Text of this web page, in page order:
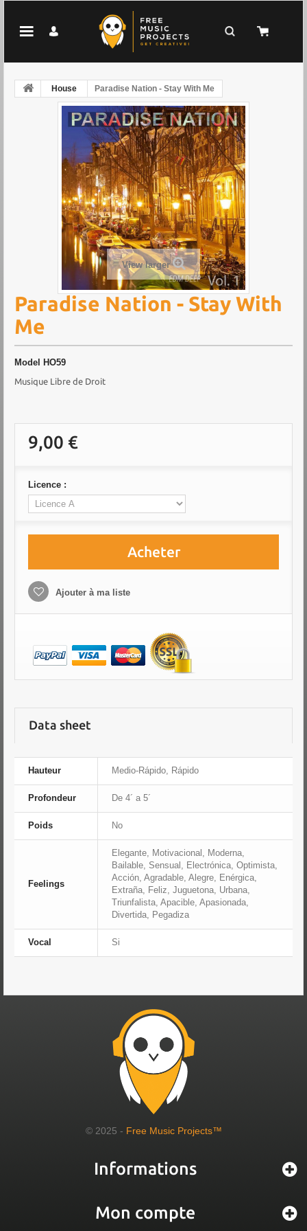
House Paradise Nation - Stay With Me
View larger
Paradise Nation - Stay With
Me
Model HO59
Musique Libre de Droit
9,00 €
Licence :
Acheter
Ajouter à ma liste
Data sheet
Hauteur Medio-Rápido, Rápido
Profondeur De 4´ a 5´
Poids No
Feelings
Elegante, Motivacional, Moderna,
Bailable, Sensual, Electrónica, Optimista,
Acción, Agradable, Alegre, Enérgica,
Extraña, Feliz, Juguetona, Urbana,
Triunfalista, Apacible, Apasionada,
Divertida, Pegadiza
Vocal Si
© 2025 - Free Music Projects™
Informations
Mon compte